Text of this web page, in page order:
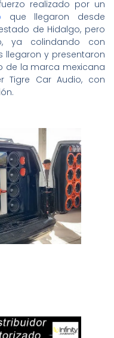
realizado por un
que llegaron desde
de Hidalgo, pero
ya colindando con
llegaron y presentaron
de la marca mexicana
Tigre Car Audio, con